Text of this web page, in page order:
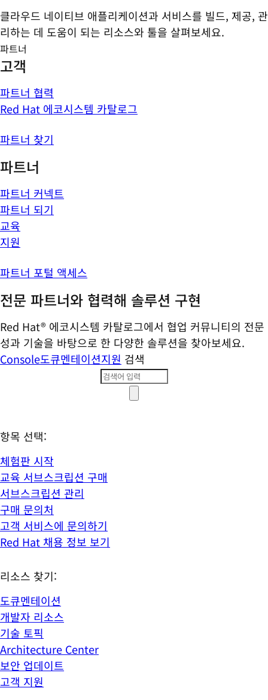
클라우드 네이티브 애플리케이션과 서비스를 빌드, 제공, 관
리하는 데 도움이 되는 리소스와 툴을 살펴보세요.
파트너
고객
파트너 협력
Red Hat 에코시스템 카탈로그
파트너 찾기
파트너
파트너 커넥트
파트너 되기
교육
지원
파트너 포털 액세스
전문 파트너와 협력해 솔루션 구현
Red Hat® 에코시스템 카탈로그에서 협업 커뮤니티의 전문
성과 기술을 바탕으로 한 다양한 솔루션을 찾아보세요.
Console도큐멘테이션지원 검색
항목 선택:
체험판 시작
교육 서브스크립션 구매
서브스크립션 관리
구매 문의처
고객 서비스에 문의하기
Red Hat 채용 정보 보기
리소스 찾기:
도큐멘테이션
개발자 리소스
기술 토픽
Architecture Center
보안 업데이트
고객 지원